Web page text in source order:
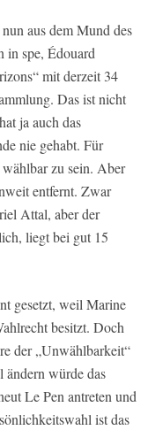
aus dem Mund des
in spe, Édouard
mit derzeit 34
Das ist nicht
ja auch das
nie gehabt. Für
zu sein. Aber
entfernt. Zwar
Attal, aber der
liegt bei gut 15
gesetzt, weil Marine
besitzt. Doch
der „Unwählbarkeit“
würde das
Le Pen antreten und
ist das